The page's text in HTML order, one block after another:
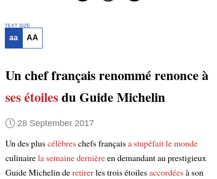
TEXT SIZE
aa AA
Un chef français renommé renonce à
ses étoilesdu Guide Michelin
28 September 2017
Un des pluscélèbreschefs françaisa stupéfaitle monde
culinairela semaine dernièreen demandant au prestigieux
Guide Michelin deretirerles trois étoilesaccordéesà son